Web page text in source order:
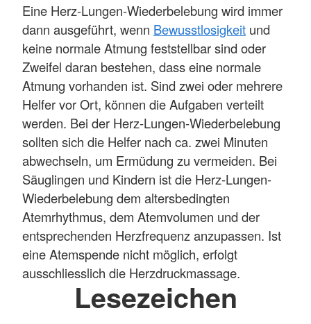
Eine Herz-Lungen-Wiederbelebung wird immer
dann ausgeführt, wenn Bewusstlosigkeit und
keine normale Atmung feststellbar sind oder
Zweifel daran bestehen, dass eine normale
Atmung vorhanden ist. Sind zwei oder mehrere
Helfer vor Ort, können die Aufgaben verteilt
werden. Bei der Herz-Lungen-Wiederbelebung
sollten sich die Helfer nach ca. zwei Minuten
abwechseln, um Ermüdung zu vermeiden. Bei
Säuglingen und Kindern ist die Herz-Lungen-
Wiederbelebung dem altersbedingten
Atemrhythmus, dem Atemvolumen und der
entsprechenden Herzfrequenz anzupassen. Ist
eine Atemspende nicht möglich, erfolgt
ausschliesslich die Herzdruckmassage.
Lesezeichen